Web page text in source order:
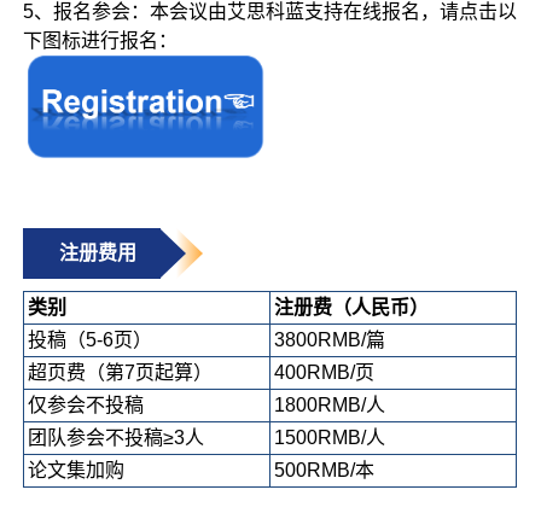
5、报名参会：本会议由艾思科蓝支持在线报名，请点击以
下图标进行报名：
注册费用
类别
注册费（人民币）
投稿（5-6页）
3800RMB/篇
超页费（第7页起算）
400RMB/页
仅参会不投稿
1800RMB/人
团队参会不投稿≥3人
1500RMB/人
论文集加购
500RMB/本